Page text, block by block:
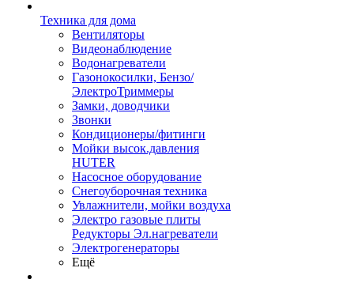
Техника для дома
Вентиляторы
Видеонаблюдение
Водонагреватели
Газонокосилки, Бензо/
ЭлектроТриммеры
Замки, доводчики
Звонки
Кондиционеры/фитинги
Мойки высок.давления
HUTER
Насосное оборудование
Снегоуборочная техника
Увлажнители, мойки воздуха
Электро газовые плиты
Редукторы Эл.нагреватели
Электрогенераторы
Ещё